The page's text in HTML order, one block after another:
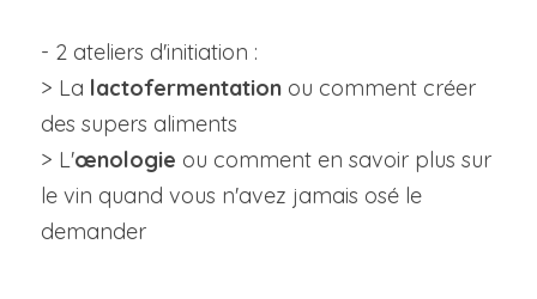
- 2 ateliers d'initiation :
> La lactofermentation ou comment créer
des supers aliments
> L'œnologie ou comment en savoir plus sur
le vin quand vous n'avez jamais osé le
demander